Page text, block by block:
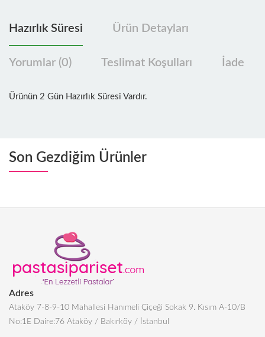
Hazırlık Süresi Ürün Detayları
Yorumlar (0) Teslimat Koşulları İade
Ürünün 2 Gün Hazırlık Süresi Vardır.
Son Gezdiğim Ürünler
Adres
Ataköy 7-8-9-10 Mahallesi Hanımeli Çiçeği Sokak 9. Kısım A-10/B
No:1E Daire:76 Ataköy / Bakırköy / İstanbul